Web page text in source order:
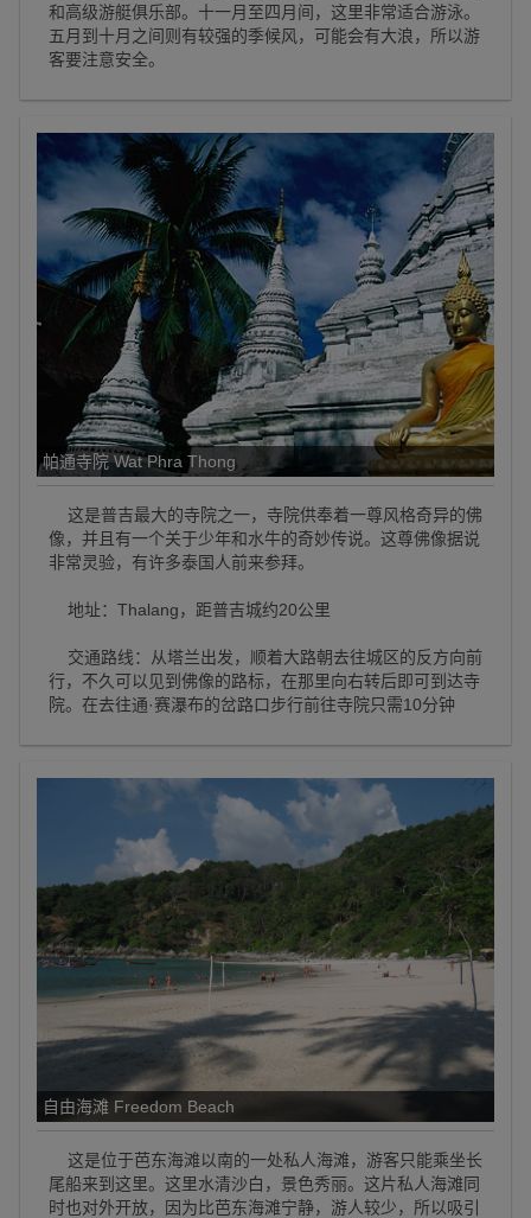
和高级游艇俱乐部。十一月至四月间，这里非常适合游泳。
五月到十月之间则有较强的季候风，可能会有大浪，所以游
客要注意安全。
帕通寺院 Wat Phra Thong
这是普吉最大的寺院之一，寺院供奉着一尊风格奇异的佛
像，并且有一个关于少年和水牛的奇妙传说。这尊佛像据说
非常灵验，有许多泰国人前来参拜。
地址：Thalang，距普吉城约20公里
交通路线：从塔兰出发，顺着大路朝去往城区的反方向前
行，不久可以见到佛像的路标，在那里向右转后即可到达寺
院。在去往通·赛瀑布的岔路口步行前往寺院只需10分钟
自由海滩 Freedom Beach
这是位于芭东海滩以南的一处私人海滩，游客只能乘坐长
尾船来到这里。这里水清沙白，景色秀丽。这片私人海滩同
时也对外开放，因为比芭东海滩宁静，游人较少，所以吸引